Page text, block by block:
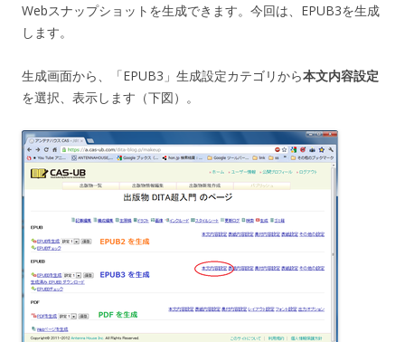
Webスナップショットを生成できます。今回は、EPUB3を生成
します。
生成画面から、「EPUB3」生成設定カテゴリから本文内容設定
を選択、表示します（下図）。